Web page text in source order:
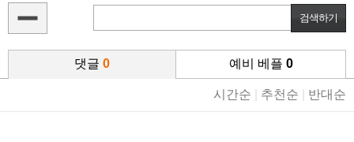
댓글 0 예비 베플 0
시간순 추천순 반대순